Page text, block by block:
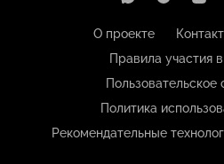
О проекте
Правила участия
Пользовательское
Политика
Рекомендательные